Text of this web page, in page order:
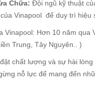
Chữa: Đội ngũ kỹ thuật
Vinapool để duy trì hiệu
Hơn 10 năm qua
Trung, Tây Nguyên.. )
chất lượng và sự hài lòng
nỗ lực để mang đến